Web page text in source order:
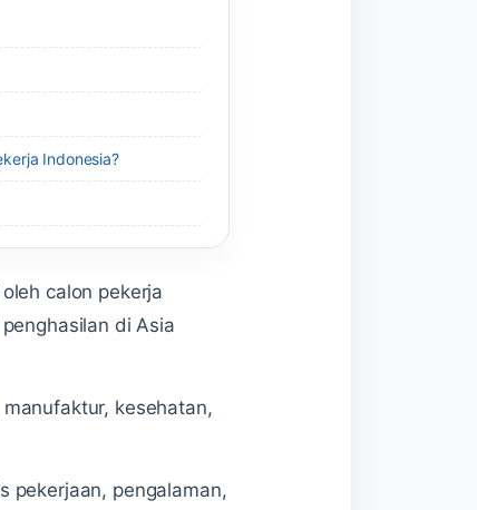
Indonesia?
calon pekerja
di Asia
kesehatan,
pekerjaan, pengalaman,